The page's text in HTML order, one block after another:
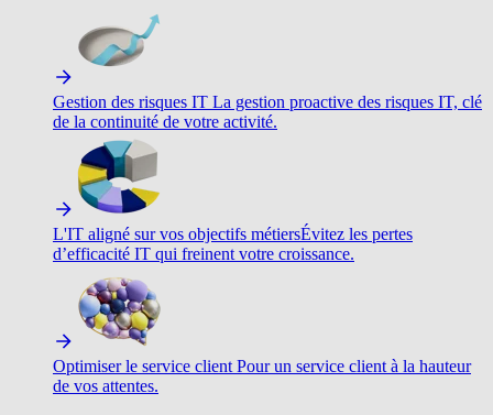
Gestion des risques IT La gestion proactive des risques IT, clé
de la continuité de votre activité.
L'IT aligné sur vos objectifs métiersÉvitez les pertes
d’efficacité IT qui freinent votre croissance.
Optimiser le service client Pour un service client à la hauteur
de vos attentes.